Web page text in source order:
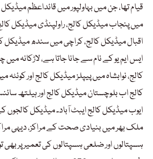
قیام تھا، جن میں بہاولپور میں قائداعظم
میں پنجاب میڈیکل کالج، راولپنڈی میڈیکل
اقبال میڈیکل کالج، کراچی میں سندھ
ایس ایم یو کے نام سے جانا جاتا ہے، لاڑکانہ
کالج، نوابشاہ میں پیپلز میڈیکل کالج اور کوئٹہ
کالج اب بلوچستان میڈیکل کالج اور ہیلتھ
ایوب میڈیکل کالج ایبٹ آباد۔ میڈیکل کالجوں
ملک بھر میں بنیادی صحت کے مراکز، دیہی
ہسپتالوں اور ضلعی ہسپتالوں کی تعمیر پر